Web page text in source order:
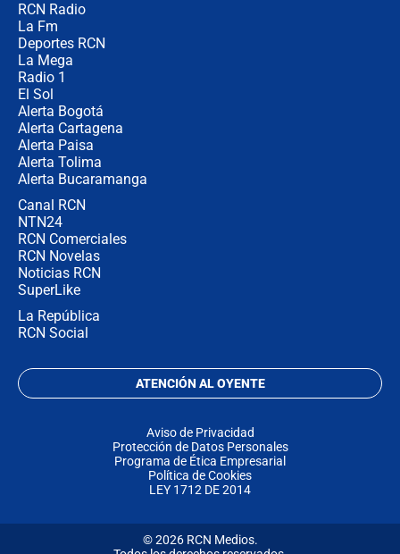
RCN Radio
La Fm
Deportes RCN
La Mega
Radio 1
El Sol
Alerta Bogotá
Alerta Cartagena
Alerta Paisa
Alerta Tolima
Alerta Bucaramanga
Canal RCN
NTN24
RCN Comerciales
RCN Novelas
Noticias RCN
SuperLike
La República
RCN Social
ATENCIÓN AL OYENTE
Aviso de Privacidad
Protección de Datos Personales
Programa de Ética Empresarial
Política de Cookies
LEY 1712 DE 2014
© 2026 RCN Medios.